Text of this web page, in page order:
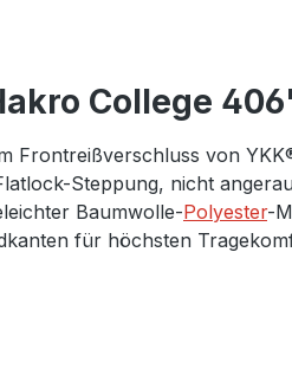
College
von
Steppung, nicht
Baumwolle-Polyester-
für höchsten